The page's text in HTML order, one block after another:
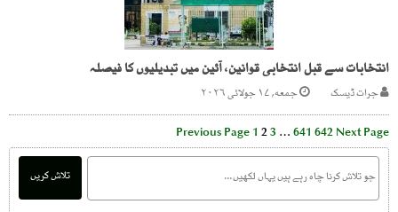
انتخابات سے قبل انتخابی قوانین، آئین میں تبدیلیوں کا فیصلہ
جرات ڈیسک جمعه, ۱۷ جولائی ۲۰۲۶
Previous Page123…641642Next Page
تلاش کریں